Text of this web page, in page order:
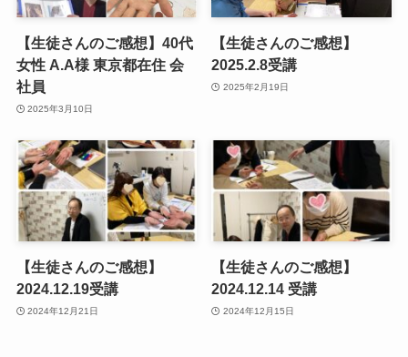
【生徒さんのご感想】40代
女性 A.A様 東京都在住 会
社員
2025年3月10日
【生徒さんのご感想】
2025.2.8受講
2025年2月19日
【生徒さんのご感想】
2024.12.19受講
2024年12月21日
【生徒さんのご感想】
2024.12.14 受講
2024年12月15日